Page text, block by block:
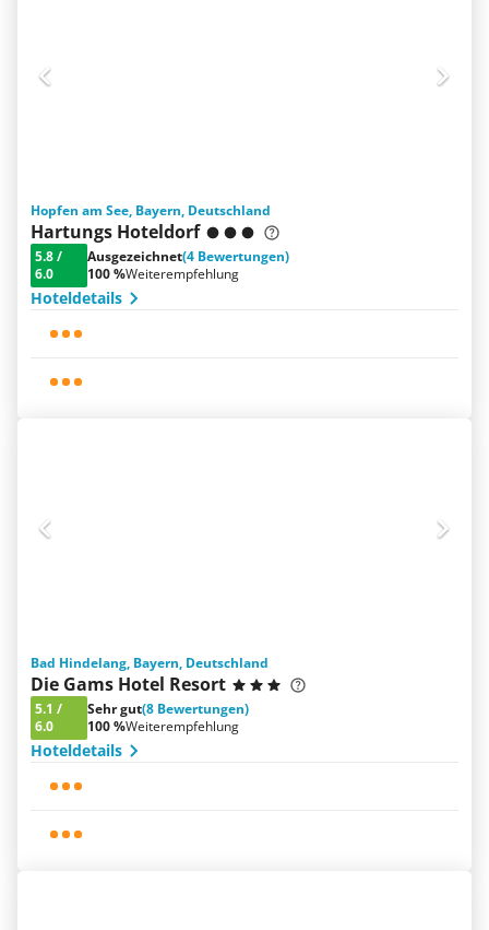
Hopfen am See, Bayern, Deutschland
Hartungs Hoteldorf
5.8/
6.0
Ausgezeichnet(4 Bewertungen)
100 %Weiterempfehlung
Hoteldetails
Bad Hindelang, Bayern, Deutschland
Die Gams Hotel Resort
5.1 /
6.0
Sehr gut(8 Bewertungen)
100 %Weiterempfehlung
Hoteldetails